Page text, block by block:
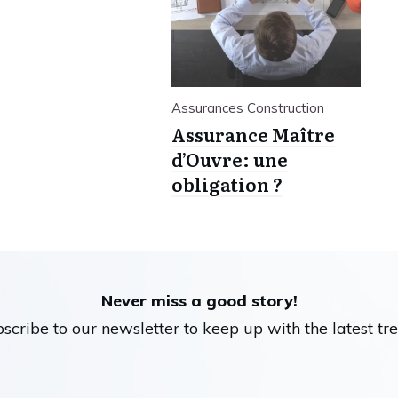
Assurances Construction
Assurance Maître
d’Ouvre: une
obligation ?
Never miss a good story!
to our newsletter to keep up with the latest